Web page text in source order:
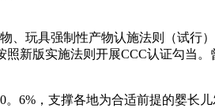
玩具强制性产物认施法则（试行
新版实施法则开展CCC认证勾当
6%，支撑各地为合适前提的婴长